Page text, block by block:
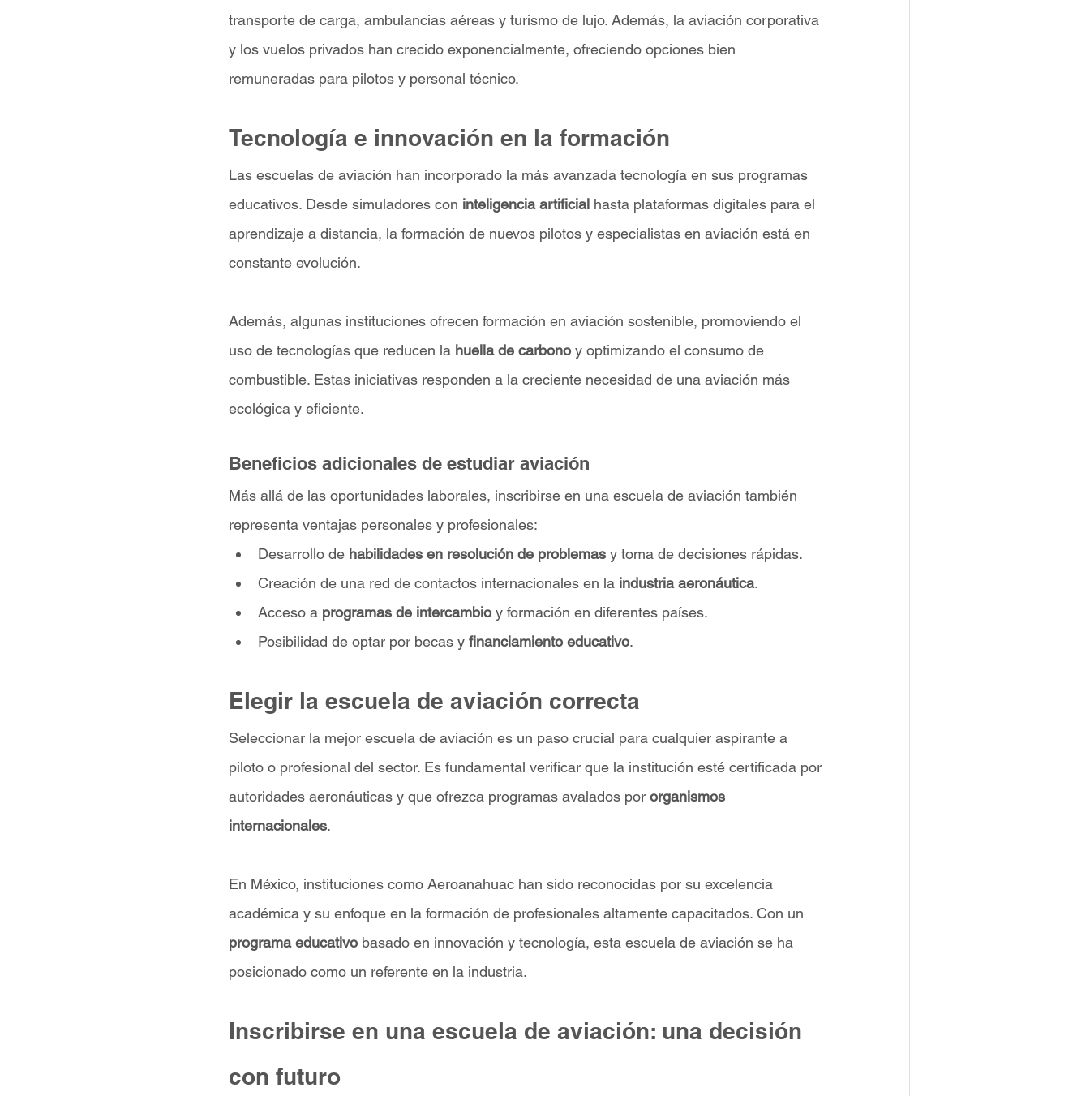
transporte de carga, ambulancias aéreas y turismo de lujo. Además, la aviación corporativa
y los vuelos privados han crecido exponencialmente, ofreciendo opciones bien
remuneradas para pilotos y personal técnico.
Tecnología e innovación en la formación
Las escuelas de aviación han incorporado la más avanzada tecnología en sus programas
educativos. Desde simuladores con inteligencia artificial hasta plataformas digitales para el
aprendizaje a distancia, la formación de nuevos pilotos y especialistas en aviación está en
constante evolución.
Además, algunas instituciones ofrecen formación en aviación sostenible, promoviendo el
uso de tecnologías que reducen la huella de carbono y optimizando el consumo de
combustible. Estas iniciativas responden a la creciente necesidad de una aviación más
ecológica y eficiente.
Beneficios adicionales de estudiar aviación
Más allá de las oportunidades laborales, inscribirse en una escuela de aviación también
representa ventajas personales y profesionales:
Desarrollo de habilidades en resolución de problemas y toma de decisiones rápidas.
Creación de una red de contactos internacionales en la industria aeronáutica.
Acceso a programas de intercambio y formación en diferentes países.
Posibilidad de optar por becas y financiamiento educativo.
Elegir la escuela de aviación correcta
Seleccionar la mejor escuela de aviación es un paso crucial para cualquier aspirante a
piloto o profesional del sector. Es fundamental verificar que la institución esté certificada por
autoridades aeronáuticas y que ofrezca programas avalados por organismos
internacionales.
En México, instituciones como Aeroanahuac han sido reconocidas por su excelencia
académica y su enfoque en la formación de profesionales altamente capacitados. Con un
programa educativo basado en innovación y tecnología, esta escuela de aviación se ha
posicionado como un referente en la industria.
Inscribirse en una escuela de aviación: una decisión
con futuro